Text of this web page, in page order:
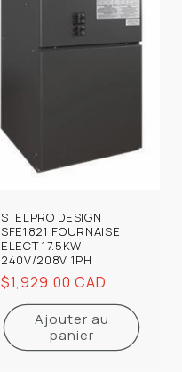
STELPRO DESIGN
SFE1821 FOURNAISE
ELECT 17.5KW
240V/208V 1PH
Prix
habituel
$1,929.00 CAD
Ajouter au
panier